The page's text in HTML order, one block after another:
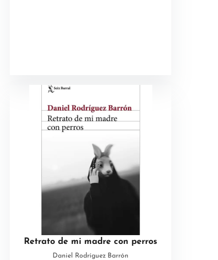
Retrato de mi madre con perros
Daniel Rodríguez Barrón